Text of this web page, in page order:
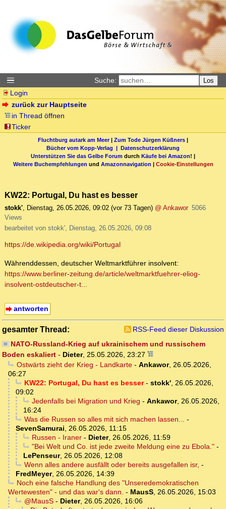
Suche: Los
Login
zurück zur Hauptseite
in Thread öffnen
Ticker
Fluchtburg autark am Meer| Zum Tode Jürgen Küßners |
Bücher vom Kopp-Verlag | Datenschutzerklärung
Unterstützen Sie das Gelbe Forum durch Käufe bei Amazon! |
Weitere Buchempfehlungen und Amazonnavigation | Cookie-Einstellungen
KW22: Portugal, Du hast es besser
stokk', Dienstag, 26.05.2026, 09:02 (vor 73 Tagen) @ Ankawor 5066
Views
bearbeitet von stokk', Dienstag, 26.05.2026, 09:08
https://de.wikipedia.org/wiki/Portugal
Währenddessen, deutscher Weltmarktführer insolvent:
https://www.berliner-zeitung.de/article/weltmarktfuehrer-eliog-
insolvent-ostdeutscher-t...
antworten
gesamter Thread:
RSS-Feed dieser Diskussion
NATO-Russland-Krieg auf ukrainischem und russischem
Boden eskaliert - Dieter, 25.05.2026, 23:27
Ostwärts zieht der Krieg - Landkarte- Ankawor, 26.05.2026,
06:27
KW22: Portugal, Du hast es besser- stokk', 26.05.2026,
09:02
Jedenfalls bei Migration und Krieg - Ankawor, 26.05.2026,
16:24
Was die Russen so alles mit sich machen lassen... -
SevenSamurai, 26.05.2026, 11:15
Russen - Iraner- Dieter, 26.05.2026, 11:59
"Bei Welt und Co. ist jede zweite Meldung eine zu Ebola."-
LePenseur, 26.05.2026, 12:08
Wenn alles andere ausfällt oder bereits ausgefallen isr, -
FredMeyer, 26.05.2026, 14:39
Noch eine falsche Handlung des "Unseredemokratischen
Wertewesten" - und das war's dann. - MausS, 26.05.2026, 15:03
@MausS- Dieter, 26.05.2026, 16:06